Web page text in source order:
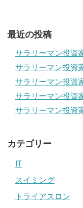
最近の投稿
サラリーマン投資
サラリーマン投資
サラリーマン投資
サラリーマン投資
サラリーマン投資
カテゴリー
IT
スイミング
トライアスロン